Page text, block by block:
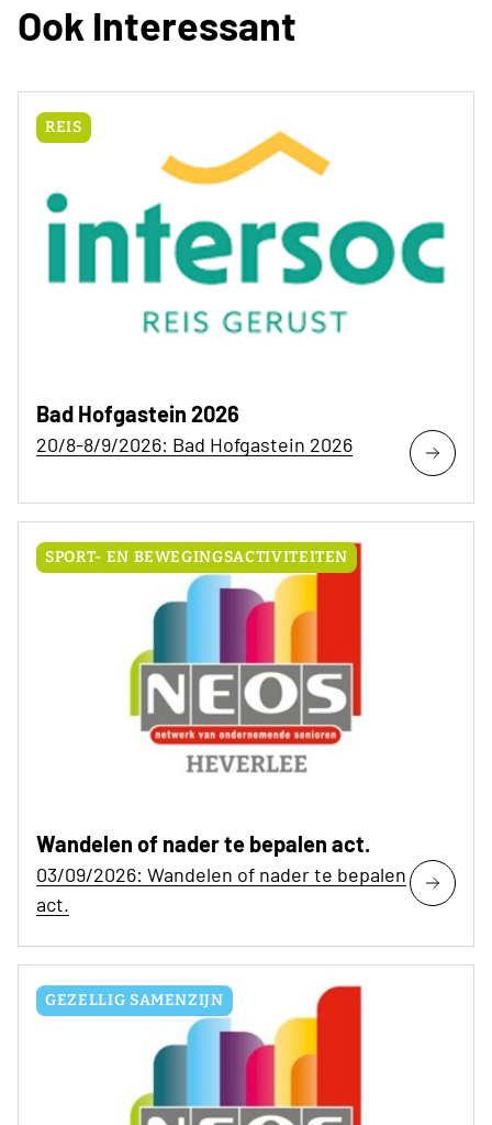
Ook Interessant
REIS
Bad Hofgastein 2026
20/8-8/9/2026: Bad Hofgastein 2026
SPORT- EN BEWEGINGSACTIVITEITEN
Wandelen of nader te bepalen act.
03/09/2026: Wandelen of nader te bepalen
act.
GEZELLIG SAMENZIJN